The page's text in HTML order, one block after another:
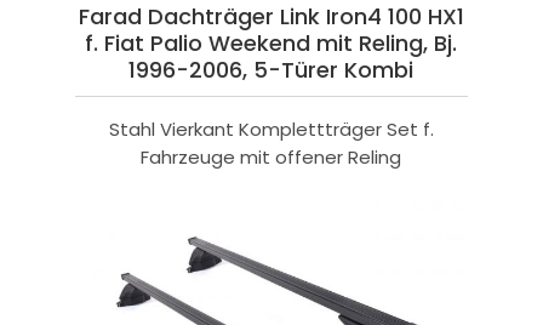
Farad Dachträger Link Iron4 100 HX1
f. Fiat Palio Weekend mit Reling, Bj.
1996-2006, 5-Türer Kombi
Stahl Vierkant Komplettträger Set f.
Fahrzeuge mit offener Reling